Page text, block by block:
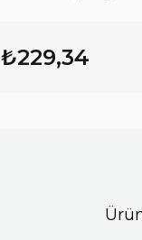
₺229,34